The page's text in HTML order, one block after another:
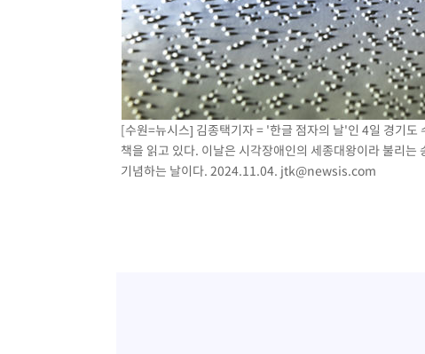
[수원=뉴시스] 김종택기자 = '한글 점자의 날'인 4일 경기
책을 읽고 있다. 이날은 시각장애인의 세종대왕이라 불리
기념하는 날이다. 2024.11.04. jtk@newsis.com